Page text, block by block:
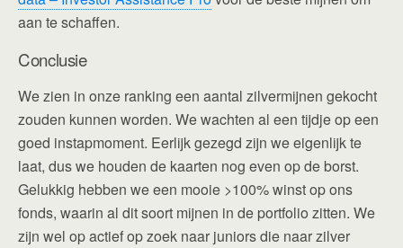
aan te schaffen.
Conclusie
We zien in onze ranking een aantal zilvermijnen gekocht
zouden kunnen worden. We wachten al een tijdje op een
goed instapmoment. Eerlijk gezegd zijn we eigenlijk te
laat, dus we houden de kaarten nog even op de borst.
Gelukkig hebben we een mooie >100% winst op ons
fonds, waarin al dit soort mijnen in de portfolio zitten. We
zijn wel op actief op zoek naar juniors die naar zilver